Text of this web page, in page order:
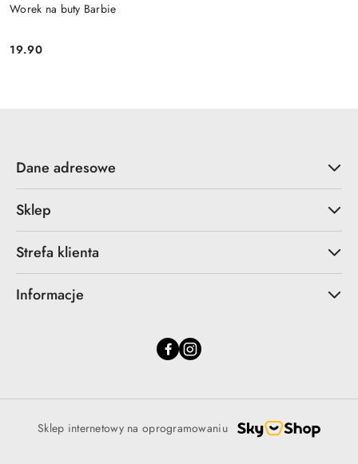
Worek na buty Barbie
Cena:
19.90
Dane adresowe
Sklep
Strefa klienta
Informacje
Sklep internetowy na oprogramowaniu